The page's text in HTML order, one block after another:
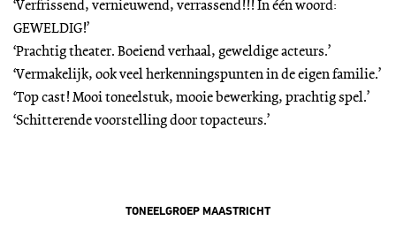
‘Verfrissend, vernieuwend, verrassend!!! In één woord:
GEWELDIG!’
‘Prachtig theater. Boeiend verhaal, geweldige acteurs.’
‘Vermakelijk, ook veel herkenningspunten in de eigen familie.’
‘Top cast! Mooi toneelstuk, mooie bewerking, prachtig spel.’
‘Schitterende voorstelling door topacteurs.’
TONEELGROEP MAASTRICHT